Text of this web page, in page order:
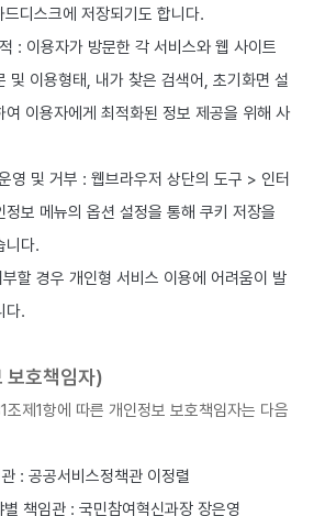
디스크에 저장되기도 합니다.
: 이용자가 방문한 각 서비스와 웹 사이트
및 이용형태, 내가 찾은 검색어, 초기화면 설
여 이용자에게 최적화된 정보 제공을 위해 사
영 및 거부 : 웹브라우저 상단의 도구 > 인터
정보 메뉴의 옵션 설정을 통해 쿠키 저장을
니다.
할 경우 개인형 서비스 이용에 어려움이 발
다.
보호책임자)
조제1항에 따른 개인정보 보호책임자는 다음
: 공공서비스정책관 이정렬
책임관 : 국민참여혁신과장 장은영